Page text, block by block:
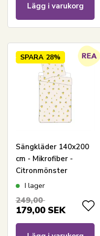
Lägg i varukorg
SPARA 28%
Sängkläder 140x200
cm - Mikrofiber -
Citronmönster
I lager
249,00
179,00 SEK